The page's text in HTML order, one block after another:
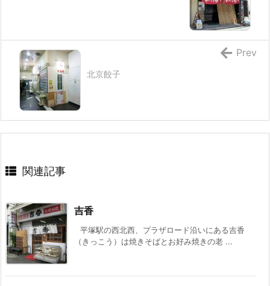
北京餃子
Prev
関連記事
吉香
平塚駅の西北西、プラザロード沿いにある吉香
（きっこう）は焼きそばとお好み焼きの老 ...